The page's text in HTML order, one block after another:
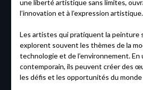
une liberté artistique sans limites,
l’innovation et à l’expression artistique.
Les artistes qui pratiquent la peinture
explorent souvent les thèmes de la
technologie et de l’environnement.
contemporain, ils peuvent créer des
les défis et les opportunités du